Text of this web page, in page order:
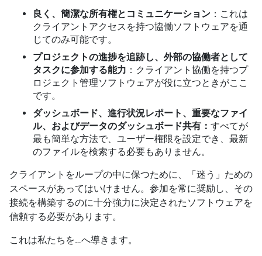
良く、簡潔な所有権とコミュニケーション ：これは
クライアントアクセスを持つ協働ソフトウェアを通
じてのみ可能です。
プロジェクトの進捗を追跡し、外部の協働者として
タスクに参加する能力 ：クライアント協働を持つプ
ロジェクト管理ソフトウェアが役に立つときがここ
です。
ダッシュボード、進行状況レポート、重要なファイ
ル、およびデータのダッシュボード共有： すべてが
最も簡単な方法で、ユーザー権限を設定でき、最新
のファイルを検索する必要もありません。
クライアントをループの中に保つために、「迷う」ための
スペースがあってはいけません。参加を常に奨励し、その
接続を構築するのに十分強力に決定されたソフトウェアを
信頼する必要があります。
これは私たちを…へ導きます。